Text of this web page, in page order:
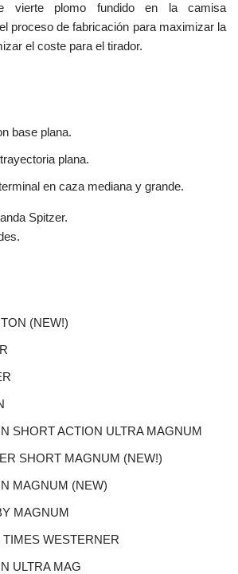
vierte plomo fundido en la camisa
proceso de fabricación para maximizar la
el coste para el tirador.
base plana.
plana.
en caza mediana y grande.
Spitzer.
(NEW!)
SHORT ACTION ULTRA MAGNUM
SHORT MAGNUM (NEW!)
MAGNUM (NEW)
MAGNUM
WESTERNER
ULTRA MAG